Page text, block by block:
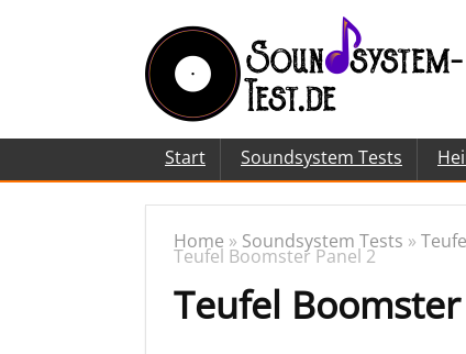
Start Soundsystem Tests
Home » Soundsystem Tests »
Teufel Boomster Panel 2
Teufel